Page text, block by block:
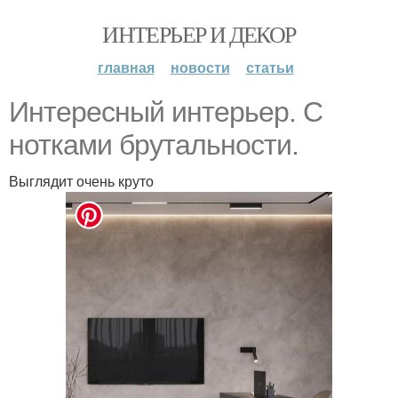
ИНТЕРЬЕР И ДЕКОР
главная новости статьи
Интересный интерьер. С
нотками брутальности.
Выглядит очень круто